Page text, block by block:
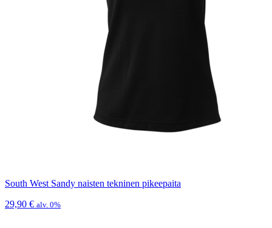
South West Sandy naisten tekninen pikeepaita
29,90 € alv. 0%